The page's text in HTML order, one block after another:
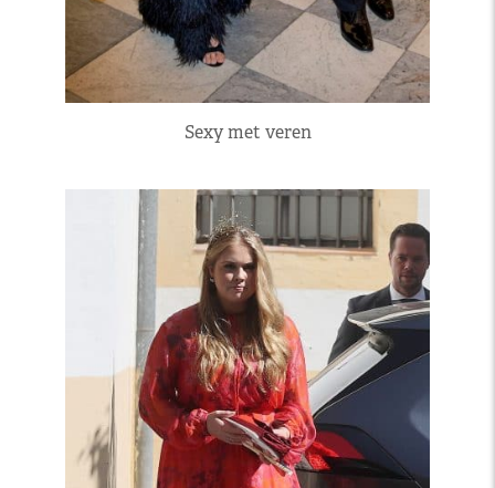
Sexy met veren